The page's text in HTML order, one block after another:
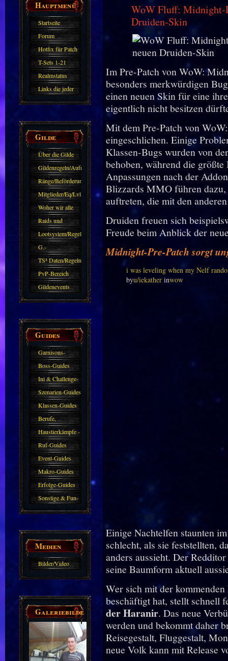
Hauptmenü
Startseite
Forum
Hotfix für Patch
11.X
T-Sets 1-21
Realmstatus
Links die jeder
kennen sollte?!
Gilde
Über die Gilde
(DAW)
Gildenregeln/Aufnahme
Ränge/Beförderungen
Mitglieder/Eq/Lvl
Woher wir alle
kommen.
Raids und
Zubehör
Lootsystem/Regeln
G.-
Sparkasse/Goldleihen
TS³ Daten/Regeln
PvP-Bereich
Gildenevents
Guides
Garnisons-
Guides
Boss-Guides
Ini & Challenge-
Guides
Szenarien-Guides
Klassen-Guides
Berufe,
Farmkarten und
Haustiere
Haustierkämpfe -
Guide
Ruf-Guides
Event-Guides
Makro-Guides
Erfolge-Guides
Sonstige & Fun-
Guides
Medien
Bilder/Video
Galeriebilder
WoW Fluff: Midnight-
Druiden-Skin
Im Pre-Patch von WoW:
besonders merkwürdigen
einen neuen Skin für eine
eigentlich nicht besitzen
Mit dem Pre-Patch von
eingeschlichen. Einige
Klassen-Bugs wurden von
behoben, während die
Anpassungen nach der
Blizzards MMO führen
auftreten, die mit den
Druiden freuen sich
Freude beim Anblick der
Midnight-Pre-Patch sorgt
i was leveling when my Nelf
byu/iekatherinwow
Einige Nachtelfen staunten
schlecht, als sie feststellten,
anders aussieht. Der
seine Baumform aktuell
Wer sich mit der
beschäftigt hat, stellt schnell
der Haranir. Das neue
werden und bekommt daher
Reisegestalt, Fluggestalt,
neue Volk kann mit Release